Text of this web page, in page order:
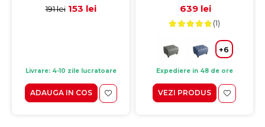
Laveta din microfibra
35x35 cm
191 lei 153 lei
Livrare: 4-10 zile lucratoare
ADAUGA IN COS
639 lei
(1)
+6
Expediere in 48 de ore
VEZI PRODUS